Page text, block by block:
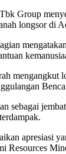
Group
longsor di
sebagai
apresiasi
Resources